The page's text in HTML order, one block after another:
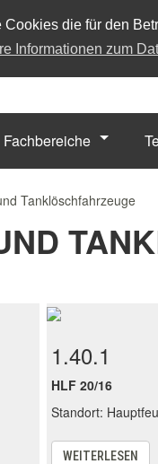
die für den
Informationen zum
Fachbereiche
Tanklöschfahrzeuge
1.40.1
HLF 20/16
Standort:
WEITERLESEN